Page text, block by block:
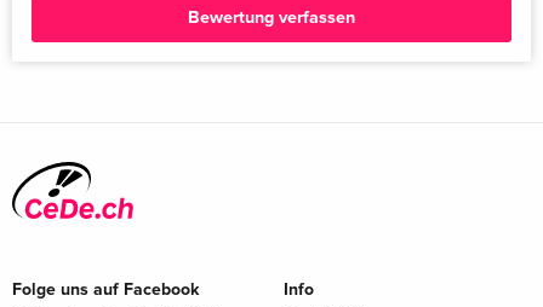
Bewertung verfassen
Folge uns auf Facebook
Info